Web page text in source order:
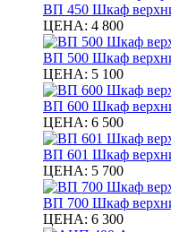
ВП 450 Шкаф
ЦЕНА: 4 800
ВП 500 Шкаф
ЦЕНА: 5 100
ВП 600 Шкаф
ЦЕНА: 6 500
ВП 601 Шкаф
ЦЕНА: 5 700
ВП 700 Шкаф
ЦЕНА: 6 300